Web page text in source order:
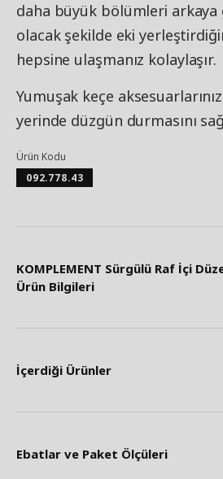
daha büyük bölümleri arkaya
olacak şekilde eki
hepsine ulaşmanız kolaylaşır.
Yumuşak keçe
yerinde düzgün durmasını
Ürün Kodu
092.778.43
KOMPLEMENT Sürgülü Raf İçi
Ürün Bilgileri
İçerdiği Ürünler
Ebatlar ve Paket Ölçüleri